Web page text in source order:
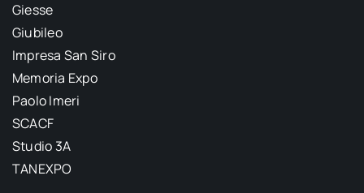
Giesse
Giubileo
Impresa San Siro
Memoria Expo
Paolo Imeri
SCACF
Studio 3A
TANEXPO